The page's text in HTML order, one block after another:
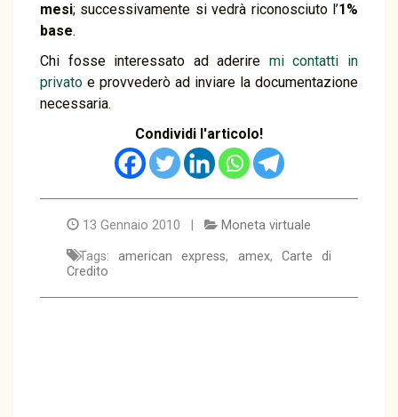
mesi; successivamente si vedrà riconosciuto l’1%
base.
Chi fosse interessato ad aderire mi contatti in
privato e provvederò ad inviare la documentazione
necessaria.
Condividi l'articolo!
13 Gennaio 2010 | Moneta virtuale
Tags:american express, amex, Carte di
Credito